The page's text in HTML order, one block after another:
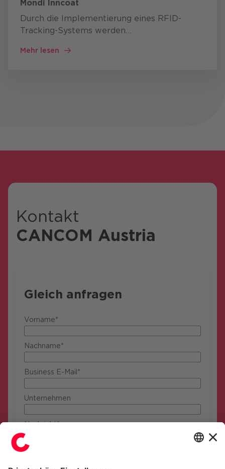
Mondi Inncoat
Durch die Implementierung eines RFID-
Tracking-Systems werden
gemeistert, die Effizienz gesteigert und die
Mehr lesen
Kontakt
CANCOM Austria
Gleich anfragen
Vorname*
Nachname*
Business E-Mail*
Unternehmen
Nachricht*